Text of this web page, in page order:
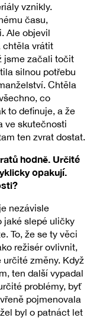
vznikly.
času,
Ale objevil
chtěla vrátit
jsme začali točit
silnou potřebu
Chtěla
co
to definuje, a že
ve skutečnosti
ten zvrat dostat.
hodně. Určité
opakují.
nezávisle
jaké slepé uličky
To, že se ty věci
režisér ovlivnit,
změny. Když
ten další vypadal
problémy, byť
pojmenovala
byl o patnáct let